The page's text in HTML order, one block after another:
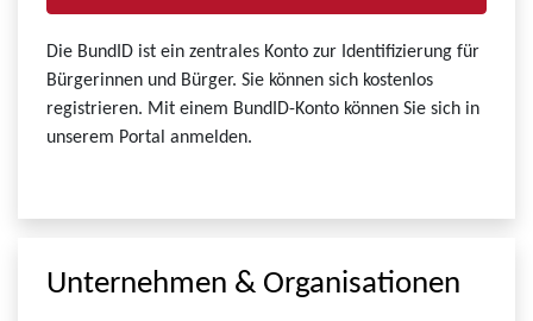
Die BundID ist ein zentrales Konto zur Identifizierung für
Bürgerinnen und Bürger. Sie können sich kostenlos
registrieren. Mit einem BundID-Konto können Sie sich in
unserem Portal anmelden.
Unternehmen & Organisationen